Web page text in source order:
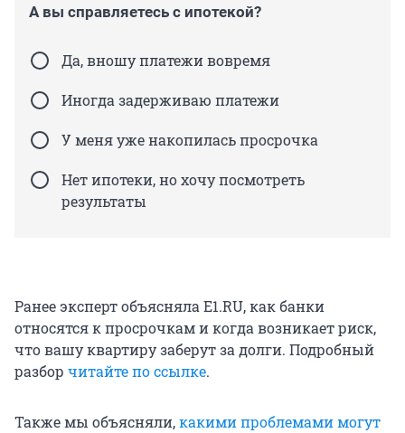
А вы справляетесь с ипотекой?
Да, вношу платежи вовремя
Иногда задерживаю платежи
У меня уже накопилась просрочка
Нет ипотеки, но хочу посмотреть
результаты
Ранее эксперт объясняла E1.RU, как банки
относятся к просрочкам и когда возникает риск,
что вашу квартиру заберут за долги. Подробный
разбор читайте по ссылке.
Также мы объясняли,какими проблемами могут